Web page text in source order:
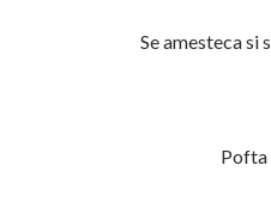
Se amesteca si
Pofta